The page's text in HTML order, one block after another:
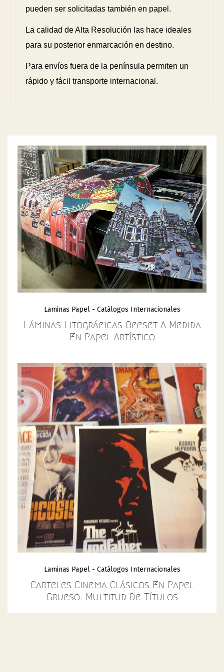
pueden ser solicitadas también en papel.
La calidad de Alta Resolución las hace ideales
para su posterior enmarcación en destino.
Para envíos fuera de la península permiten un
rápido y fácil transporte internacional.
Laminas Papel - Catálogos Internacionales
Láminas Litográficas Offset A Medida
En Papel Artístico
Laminas Papel - Catálogos Internacionales
Carteles Cinema Clásicos En Papel
Grueso: Multitud De Títulos